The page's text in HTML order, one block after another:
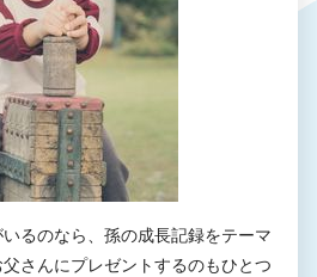
るのなら、孫の成長記録をテーマ
さんにプレゼントするのもひとつ